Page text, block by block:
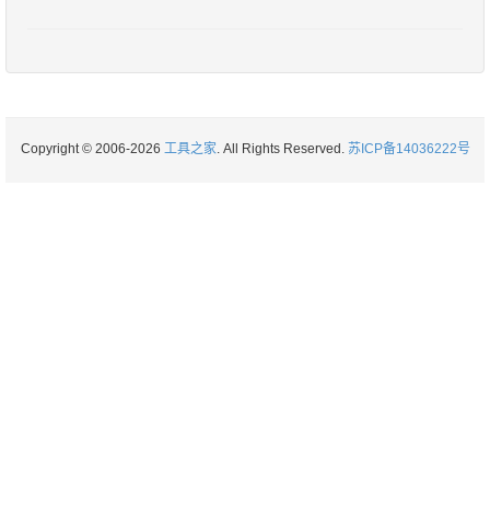
Copyright © 2006-2026 工具之家. All Rights Reserved. 苏ICP备14036222号